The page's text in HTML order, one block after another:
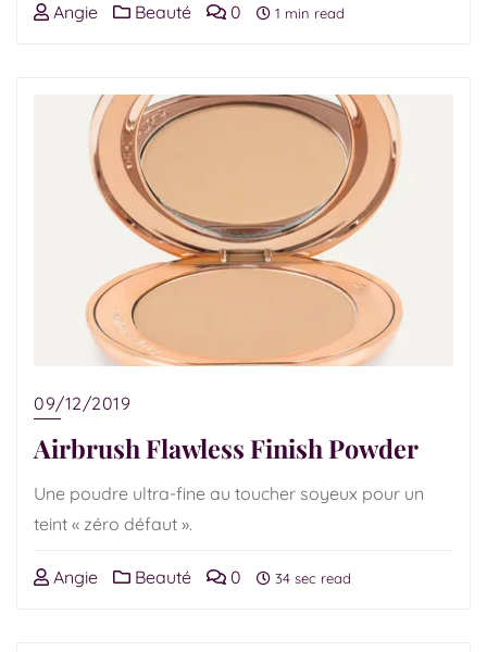
Angie Beauté 0 1 min read
09/12/2019
Airbrush Flawless Finish Powder
Une poudre ultra-fine au toucher soyeux pour un
teint « zéro défaut ».
Angie Beauté 0 34 sec read